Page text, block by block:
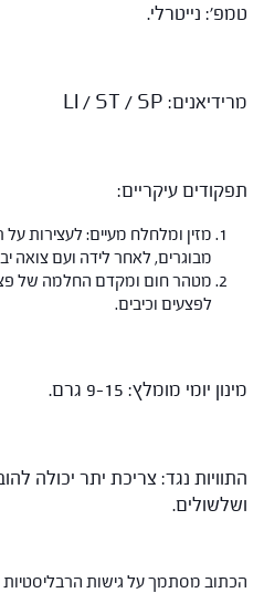
טמפ': נייטרלי.
מרידיאנים: LI / ST / SP
תפקודים עיקריים:
מזין ומלחלח מעיים: לעצירות על
מבוגרים, לאחר לידה ועם צואה
מטהר חום ומקדם החלמה של
לפצעים וכיבים.
מינון יומי מומלץ: 9-15 גרם.
התוויות נגד: צריכת יתר יכולה
ושלשולים.
הכתוב מסתמך על גישות הרבליסטיות